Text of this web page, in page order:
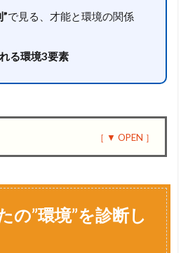
で見る、才能と環境の関係
る環境3要素
の”環境”を診断し